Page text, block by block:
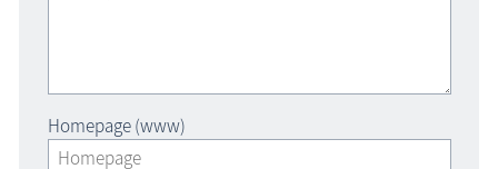
Homepage (www)